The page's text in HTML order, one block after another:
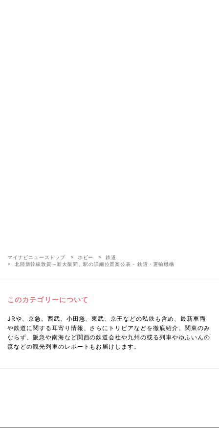
マイナビニューストップ ホビー
鉄道
北陸新幹線敦賀～新大阪間、駅の詳細位置案公表 - 鉄道・運輸機構
このカテゴリーについて
JRや、京急、西武、小田急、東武、京王などの私鉄も含め、最新車両
や鉄道に関する耳寄り情報、さらにトリビアなどを徹底紹介。関東のみ
ならず、阪急や南海など関西の鉄道会社や九州の或る列車やゆふいんの
森などの観光列車のレポートもお届けします。